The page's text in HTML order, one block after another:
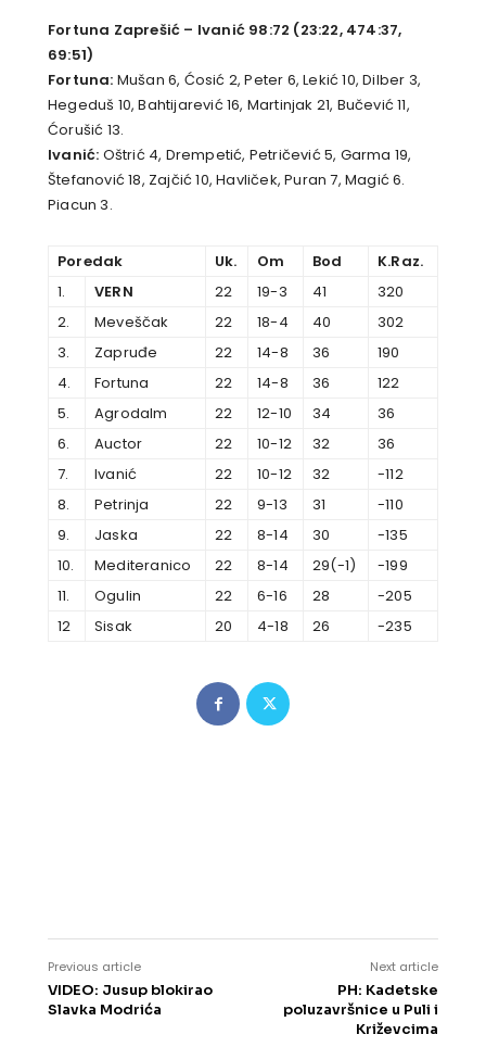
Fortuna Zaprešić – Ivanić 98:72 (23:22, 474:37,
69:51)
Fortuna: Mušan 6, Ćosić 2, Peter 6, Lekić 10, Dilber 3,
Hegeduš 10, Bahtijarević 16, Martinjak 21, Bučević 11,
Ćorušić 13.
Ivanić: Oštrić 4, Drempetić, Petričević 5, Garma 19,
Štefanović 18, Zajčić 10, Havliček, Puran 7, Magić 6.
Piacun 3.
Poredak Uk. Om Bod
K.Raz.
1.
VERN 22 19-3 41
320
2.
Meveščak 22 18-4 40
302
3.
Zapruđe 22 14-8 36
190
4.
Fortuna 22 14-8 36
122
5.
Agrodalm 22 12-10 34
36
6.
Auctor 22 10-12 32
36
7.
Ivanić 22 10-12 32
-112
8.
Petrinja 22 9-13 31
-110
9.
Jaska 22 8-14 30
-135
10.
Mediteranico 22 8-14 29(-1)
-199
11.
Ogulin 22 6-16 28
-205
12
Sisak 20 4-18 26 -235
Previous article
VIDEO: Jusup blokirao
Slavka Modrića
Next article
PH: Kadetske
poluzavršnice u Puli i
Križevcima